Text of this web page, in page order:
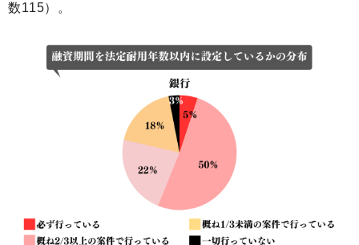
数115）。